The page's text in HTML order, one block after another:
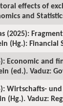
effects of
and
(2025):
(Hg.): Financial
Economic and
(ed.). Vaduz:
Wirtschafts-
(Hg.). Vaduz: